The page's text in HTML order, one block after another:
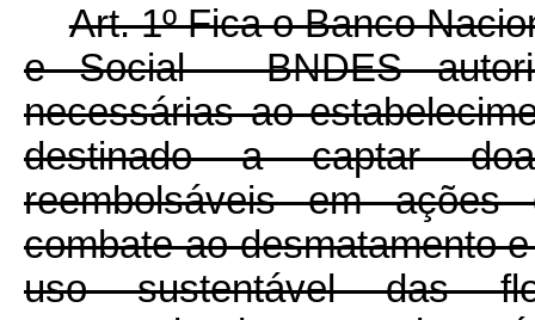
Art. 1º Fica o Banco
e Social - BNDES
necessárias ao
destinado a captar
reembolsáveis em ações
combate ao desmatamento
uso sustentável das